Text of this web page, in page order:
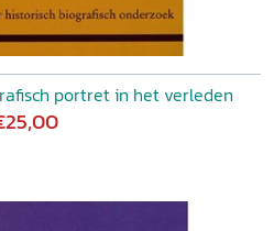
portret in het verleden